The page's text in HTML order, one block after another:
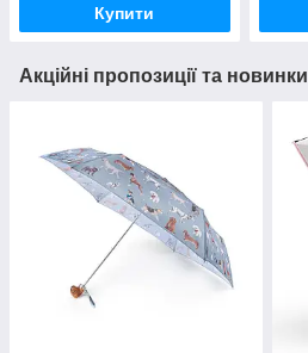
Купити
Акційні пропозиції та новинки